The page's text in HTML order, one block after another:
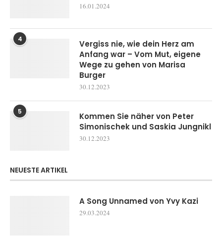
16.01.2024
4
Vergiss nie, wie dein Herz am
Anfang war – Vom Mut, eigene
Wege zu gehen von Marisa
Burger
30.12.2023
5
Kommen Sie näher von Peter
Simonischek und Saskia Jungnikl
30.12.2023
NEUESTE ARTIKEL
A Song Unnamed von Yvy Kazi
29.03.2024